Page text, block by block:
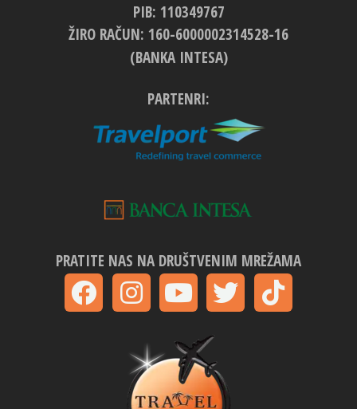
PIB: 110349767
ŽIRO RAČUN: 160-6000002314528-16
(BANKA INTESA)
PARTENRI:
PRATITE NAS NA DRUŠTVENIM MREŽAMA